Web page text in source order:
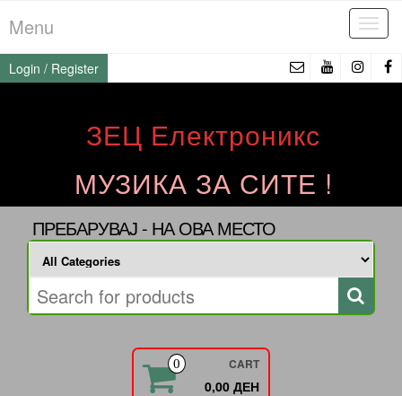
to
the
content
Menu
Login / Register
ЗЕЦ Електроникс
МУЗИКА ЗА СИТЕ !
ПРЕБАРУВАЈ - НА ОВА МЕСТО
0 CART
0,00 ДЕН